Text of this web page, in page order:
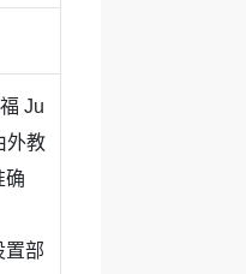
Ju
外教
确
置部